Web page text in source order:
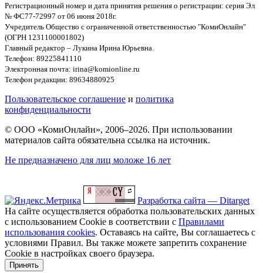
Регистрационный номер и дата принятия решения о регистрации: серия Эл
№ ФС77-72997 от 06 июня 2018г.
Учредитель Общество с ограниченной ответственностью "КомиОнлайн"
(ОГРН 1231100001802)
Главный редактор – Лукина Ирина Юрьевна.
Телефон: 89225841110
Электронная почта: irina@komionline.ru
Телефон редакции: 89634880925
Пользовательское соглашение и политика
конфиденциальности
© ООО «КомиОнлайн», 2006–2026. При использовании
материалов сайта обязательна ссылка на источник.
Не предназначено для лиц моложе 16 лет
Разработка сайта — Ditarget
На сайте осуществляется обработка пользовательских данных
с использованием Cookie в соответствии с Правилами
использования cookies. Оставаясь на сайте, Вы соглашаетесь с
условиями Правил. Вы также можете запретить сохранение
Cookie в настройках своего браузера.
Принять